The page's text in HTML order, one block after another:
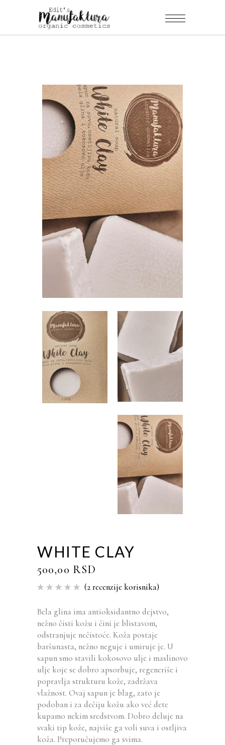
WHITE CLAY
500,00 RSD
Ocenjeno
osnovu
2
ocene
kupca
(2recenzije korisnika)
Bela glina ima antioksidantno dejstvo,
nežno čisti kožu i čini je blistavom,
odstranjuje nečistoće. Koža postaje
baršunasta, nežno neguje i umiruje je. U
sapun smo stavili kokosovo ulje i maslinovo
ulje koje se dobro apsorbuje, regeneriše i
popravlja strukturu kože, zadržava
vlažnost. Ovaj sapun je blag, zato je
podoban i za dečiju kožu ako već dete
kupamo nekim sredstvom. Dobro deluje na
svaki tip kože, najviše ga voli suva i ostljiva
koža. Preporučujemo ga svima.